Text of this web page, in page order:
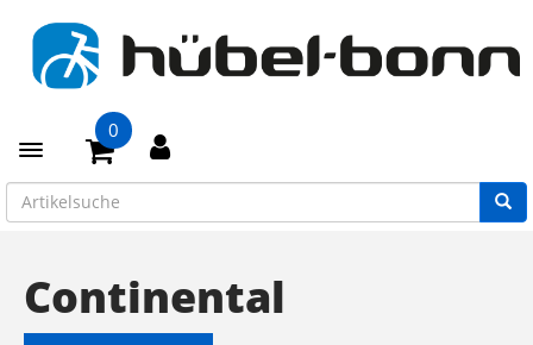
Toggle navigation
0
Continental